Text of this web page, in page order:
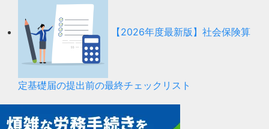
【2026年度最新版】社会保険算
定基礎届の提出前の最終チェックリスト